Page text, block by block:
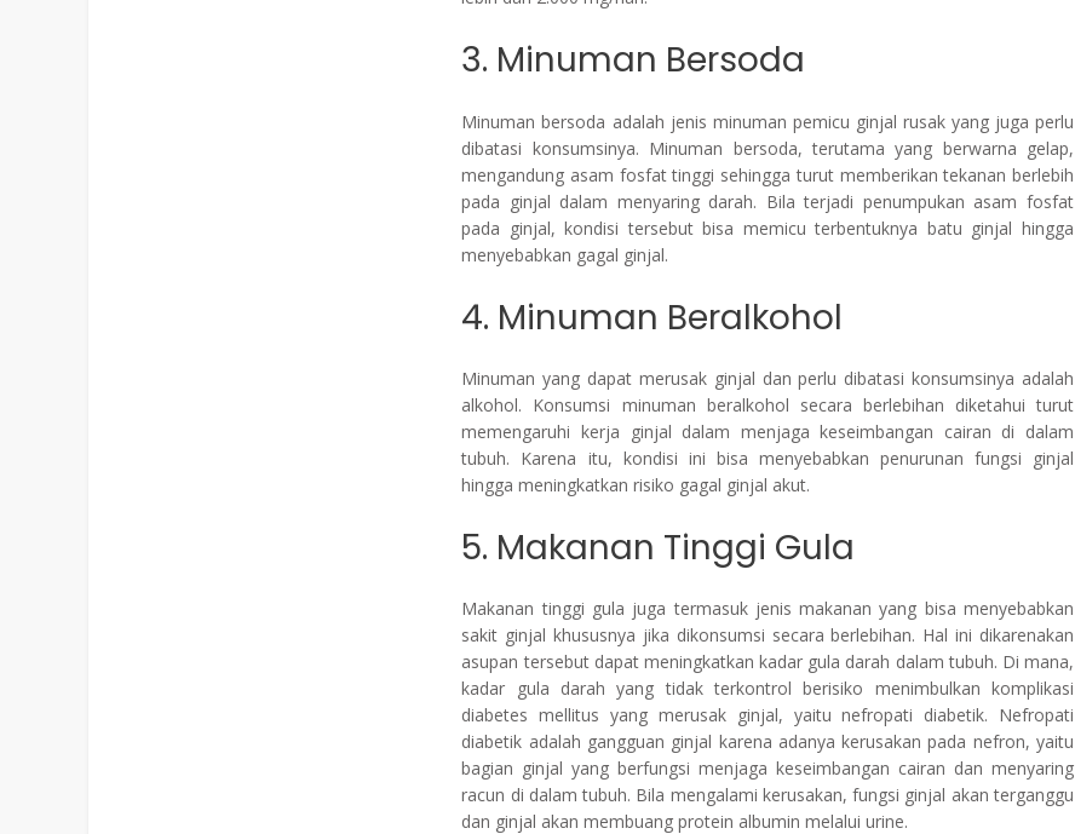
3. Minuman Bersoda
Minuman bersoda adalah jenis minuman pemicu ginjal rusak yang juga perlu
dibatasi konsumsinya. Minuman bersoda, terutama yang berwarna gelap,
mengandung asam fosfat tinggi sehingga turut memberikan tekanan berlebih
pada ginjal dalam menyaring darah. Bila terjadi penumpukan asam fosfat
pada ginjal, kondisi tersebut bisa memicu terbentuknya batu ginjal hingga
menyebabkan gagal ginjal.
4. Minuman Beralkohol
Minuman yang dapat merusak ginjal dan perlu dibatasi konsumsinya adalah
alkohol. Konsumsi minuman beralkohol secara berlebihan diketahui turut
memengaruhi kerja ginjal dalam menjaga keseimbangan cairan di dalam
tubuh. Karena itu, kondisi ini bisa menyebabkan penurunan fungsi ginjal
hingga meningkatkan risiko gagal ginjal akut.
5. Makanan Tinggi Gula
Makanan tinggi gula juga termasuk jenis makanan yang bisa menyebabkan
sakit ginjal khususnya jika dikonsumsi secara berlebihan. Hal ini dikarenakan
asupan tersebut dapat meningkatkan kadar gula darah dalam tubuh. Di mana,
kadar gula darah yang tidak terkontrol berisiko menimbulkan komplikasi
diabetes mellitus yang merusak ginjal, yaitu nefropati diabetik. Nefropati
diabetik adalah gangguan ginjal karena adanya kerusakan pada nefron, yaitu
bagian ginjal yang berfungsi menjaga keseimbangan cairan dan menyaring
racun di dalam tubuh. Bila mengalami kerusakan, fungsi ginjal akan terganggu
dan ginjal akan membuang protein albumin melalui urine.